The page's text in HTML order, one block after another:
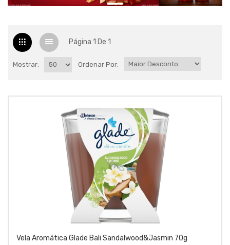
Página 1 De 1
Mostrar: Ordenar Por:
Vela Aromática Glade Bali Sandalwood&Jasmin 70g